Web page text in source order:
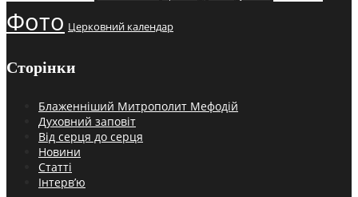
Фото Церковний календар
Сторінки
Блаженніший Митрополит Мефодій
Духовний заповіт
Від серця до серця
Новини
Статті
Інтерв’ю